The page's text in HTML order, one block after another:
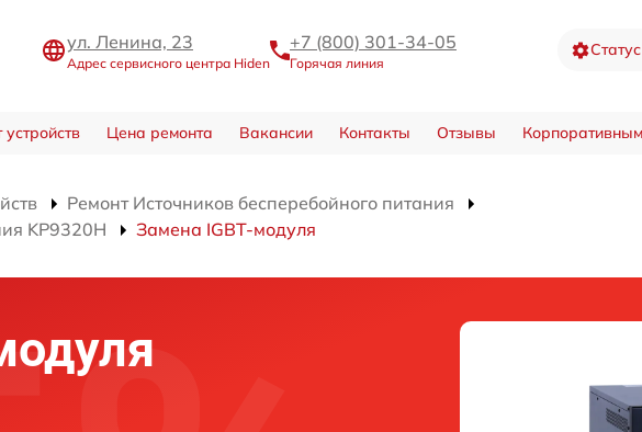
ул. Ленина, 23
Адрес сервисного центра Hiden
+7 (800) 301-34-05
Горячая линия
Цена ремонта Вакансии Контакты Отзывы
Ремонт Источников бесперебойного питания
KP9320H
Замена IGBT-модуля